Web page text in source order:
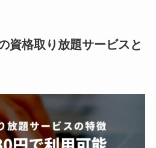
資格取り放題サービスと